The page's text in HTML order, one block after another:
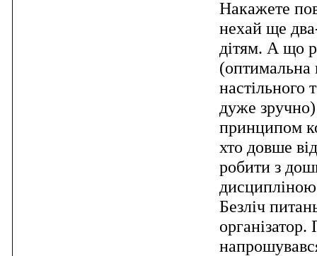
Накажете
нехай ще
дітям. А що
(оптимальна
настільного
дуже зручно)
принципом
хто довше
робити з
Безліч